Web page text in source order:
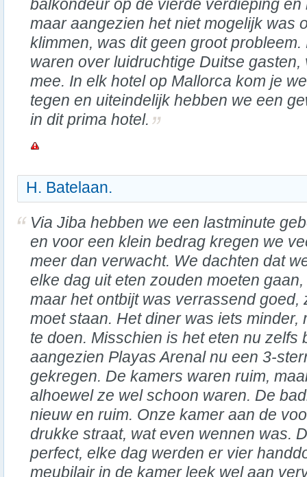
balkondeur op de vierde verdieping
maar aangezien het niet mogelijk was
klimmen, was dit geen groot
waren over luidruchtige Duitse
mee. In elk hotel op Mallorca kom je
tegen en uiteindelijk hebben we een
in dit prima hotel.
H. Batelaan.
Via Jiba hebben we een lastminute
en voor een klein bedrag kregen we
meer dan verwacht. We dachten dat
elke dag uit eten zouden moeten gaan,
maar het ontbijt was verrassend goed,
moet staan. Het diner was iets minder,
te doen. Misschien is het eten nu zelfs
aangezien Playas Arenal nu een 3-
gekregen. De kamers waren ruim,
alhoewel ze wel schoon waren. De
nieuw en ruim. Onze kamer aan de
drukke straat, wat even wennen was.
perfect, elke dag werden er vier
meubilair in de kamer leek wel aan